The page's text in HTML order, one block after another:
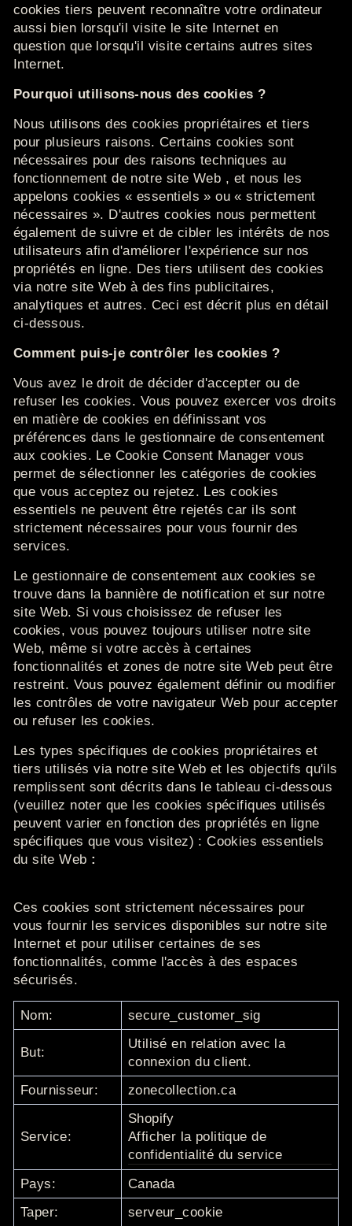
cookies tiers peuvent reconnaître votre ordinateur
aussi bien lorsqu'il visite le site Internet en
question que lorsqu'il visite certains autres sites
Internet.
Pourquoi utilisons-nous des cookies ?
Nous utilisons des cookies propriétaires et tiers
pour plusieurs raisons. Certains cookies sont
nécessaires pour des raisons techniques au
fonctionnement de notre site Web , et nous les
appelons cookies « essentiels » ou « strictement
nécessaires ». D'autres cookies nous permettent
également de suivre et de cibler les intérêts de nos
utilisateurs afin d'améliorer l'expérience sur nos
propriétés en ligne. Des tiers utilisent des cookies
via notre site Web à des fins publicitaires,
analytiques et autres. Ceci est décrit plus en détail
ci-dessous.
Comment puis-je contrôler les cookies ?
Vous avez le droit de décider d'accepter ou de
refuser les cookies. Vous pouvez exercer vos droits
en matière de cookies en définissant vos
préférences dans le gestionnaire de consentement
aux cookies. Le Cookie Consent Manager vous
permet de sélectionner les catégories de cookies
que vous acceptez ou rejetez. Les cookies
essentiels ne peuvent être rejetés car ils sont
strictement nécessaires pour vous fournir des
services.
Le gestionnaire de consentement aux cookies se
trouve dans la bannière de notification et sur notre
site Web. Si vous choisissez de refuser les
cookies, vous pouvez toujours utiliser notre site
Web, même si votre accès à certaines
fonctionnalités et zones de notre site Web peut être
restreint. Vous pouvez également définir ou modifier
les contrôles de votre navigateur Web pour accepter
ou refuser les cookies.
Les types spécifiques de cookies propriétaires et
tiers utilisés via notre site Web et les objectifs qu'ils
remplissent sont décrits dans le tableau ci-dessous
(veuillez noter que les cookies spécifiques utilisés
peuvent varier en fonction des propriétés en ligne
spécifiques que vous visitez) : Cookies essentiels
du site Web :
Ces cookies sont strictement nécessaires pour
vous fournir les services disponibles sur notre site
Internet et pour utiliser certaines de ses
fonctionnalités, comme l'accès à des espaces
sécurisés.
Nom: secure_customer_sig
But:
Utilisé en relation avec la
connexion du client.
Fournisseur:
zonecollection.ca
Service:
Shopify
Afficher la politique de
confidentialité du service
Pays:
Canada
Taper:
serveur_cookie